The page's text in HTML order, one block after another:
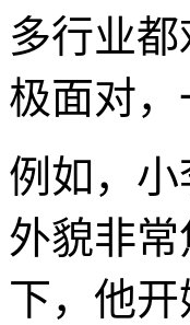
多行业
极面对
例如，
外貌非
下，他